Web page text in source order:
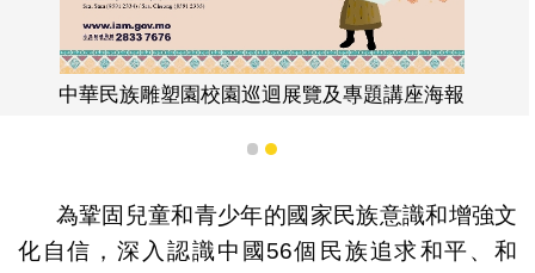
中華民族雕塑園校園巡迴展覽及專題講座海報
1 2
為鞏固兒童和青少年的國家民族意識和增強文
化自信，深入認識中國56個民族追求和平、和